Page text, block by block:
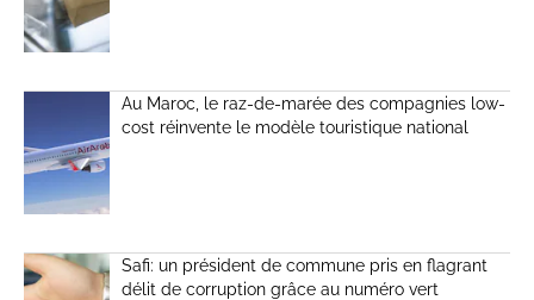
Au Maroc, le raz-de-marée des compagnies low-
cost réinvente le modèle touristique national
Safi: un président de commune pris en flagrant
délit de corruption grâce au numéro vert